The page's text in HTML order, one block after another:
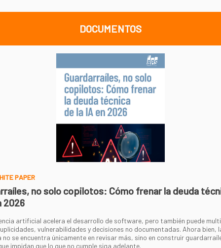
DOCUMENTOS
PAPER
no solo copilotos: Cómo frenar la deuda
2026
artificial acelera el desarrollo de software, pero también puede
vulnerabilidades y decisiones no documentadas. Ahora bien,
no se encuentra únicamente en revisar más, sino en construir
impidan que lo que no cumple siga adelante.